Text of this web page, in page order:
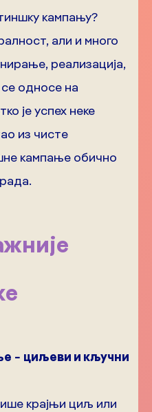
кампању?
али и много
реализација,
се односе на
је успех неке
из чисте
кампање обично
− циљеви и кључни
крајњи циљ или